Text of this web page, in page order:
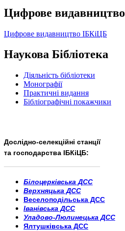
Цифрове видавництво
Цифрове видавництво ІБКіЦБ
Наукова Бібліотека
Діяльність бібліотеки
Монографії
Практичні видання
Бібліографічні покажчики
Дослідно-селекційні станції
та господарства ІБКіЦБ:
Білоцерківська ДСС
Верхняцька ДСС
Веселоподільська ДСС
Іванівська ДСС
Уладово-Люлинецька ДСС
Ялтушківська ДСС